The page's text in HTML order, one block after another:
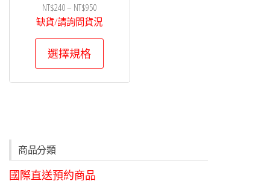
NT$240– NT$950價
格
範
NT$240
到
缺貨/請詢問貨況
選擇規格
此
式。
商品分類
國際直送預約商品